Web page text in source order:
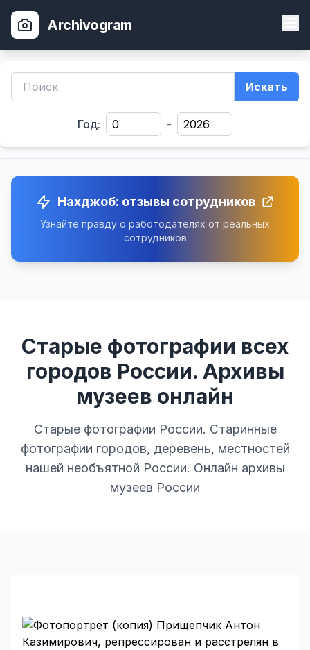
Archivogram
Искать
Год: -
Нахджоб: отзывы сотрудников
Узнайте правду о работодателях от реальных
сотрудников
Старые фотографии всех
городов России. Архивы
музеев онлайн
Старые фотографии России. Старинные
фотографии городов, деревень, местностей
нашей необъятной России. Онлайн архивы
музеев России